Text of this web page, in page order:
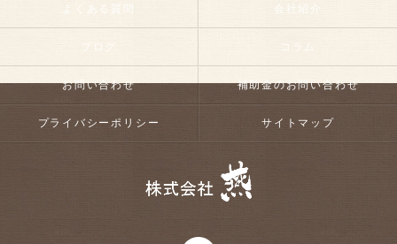
よくある質問 会社紹介
ブログ コラム
お問い合わせ 補助金のお問い合わせ
プライバシーポリシー サイトマップ